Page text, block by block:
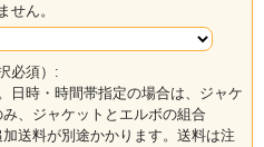
せん。
必須）:
日時・時間帯指定の場合は、ジャケ
、ジャケットとエルボの組合
送料が別途かかります。送料は注